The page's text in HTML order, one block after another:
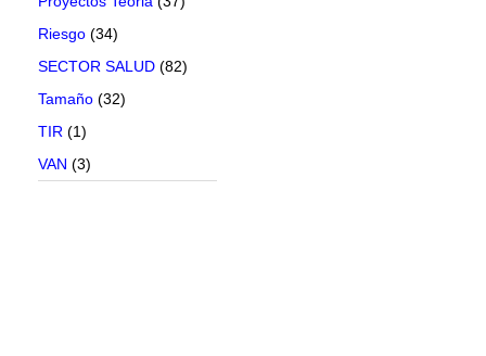
Riesgo (34)
SECTOR SALUD (82)
Tamaño (32)
TIR (1)
VAN (3)